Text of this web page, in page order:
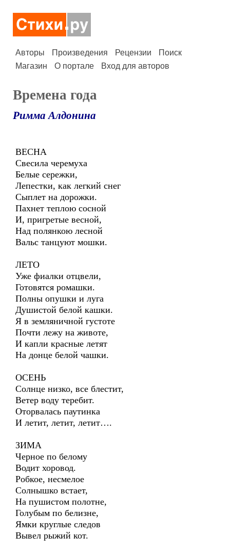
Авторы Произведения Рецензии
Поиск
Магазин
О портале Вход для авторов
Времена года
Римма Алдонина
ВЕСНА
Свесила черемуха
Белые сережки,
Лепестки, как легкий снег
Сыплет на дорожки.
Пахнет теплою сосной
И, пригретые весной,
Над полянкою лесной
Вальс танцуют мошки.
ЛЕТО
Уже фиалки отцвели,
Готовятся ромашки.
Полны опушки и луга
Душистой белой кашки.
Я в земляничной густоте
Почти лежу на животе,
И капли красные летят
На донце белой чашки.
ОСЕНЬ
Солнце низко, все блестит,
Ветер воду теребит.
Оторвалась паутинка
И летит, летит, летит….
ЗИМА
Черное по белому
Водит хоровод.
Робкое, несмелое
Солнышко встает,
На пушистом полотне,
Голубым по белизне,
Ямки круглые следов
Вывел рыжий кот.